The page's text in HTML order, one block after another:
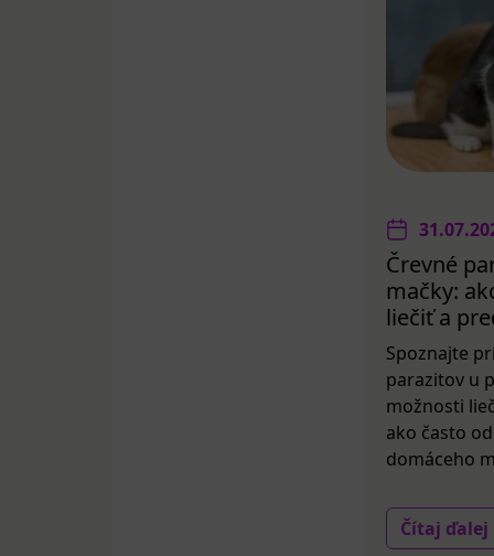
Črevné
mačky:
liečiť a
Spoznajte
parazitov u
možnosti
ako často
domáceho
Čítaj ďalej